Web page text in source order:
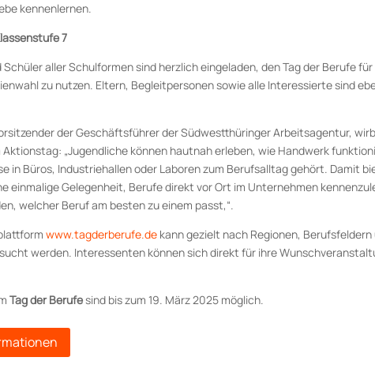
kennenlernen.
7
aller Schulformen sind herzlich eingeladen, den Tag der Berufe für
zu nutzen. Eltern, Begleitpersonen sowie alle Interessierte sind
der Geschäftsführer der Südwestthüringer Arbeitsagentur,
Aktionstag: „Jugendliche können hautnah erleben, wie Handwerk
in Büros, Industriehallen oder Laboren zum Berufsalltag gehört. Damit
einmalige Gelegenheit, Berufe direkt vor Ort im Unternehmen
welcher Beruf am besten zu einem passt,“.
www.tagderberufe.dekann gezielt nach Regionen, Berufsfeldern
werden. Interessenten können sich direkt für ihre
Tag der Berufesind bis zum 19. März 2025 möglich.